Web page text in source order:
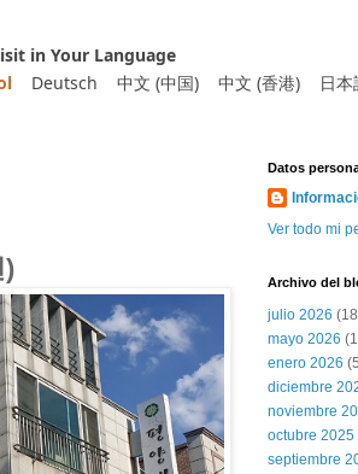
in Your Language
Deutsch 中文 (中国) 中文 (香港) 日本
)
Datos
Ver todo mi
Archivo del
julio 2026
mayo 2026
enero 2026
diciembre
noviembre
octubre 2025
septiembre